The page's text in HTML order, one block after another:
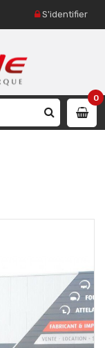
S'identifier
0